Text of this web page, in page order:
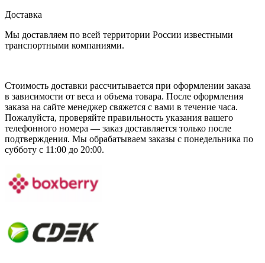
Доставка
Мы доставляем по всей территории России известными
транспортными компаниями.
Стоимость доставки рассчитывается при оформлении заказа
в зависимости от веса и объема товара. После оформления
заказа на сайте менеджер свяжется с вами в течение часа.
Пожалуйста, проверяйте правильность указания вашего
телефонного номера — заказ доставляется только после
подтверждения. Мы обрабатываем заказы с понедельника по
субботу с 11:00 до 20:00.